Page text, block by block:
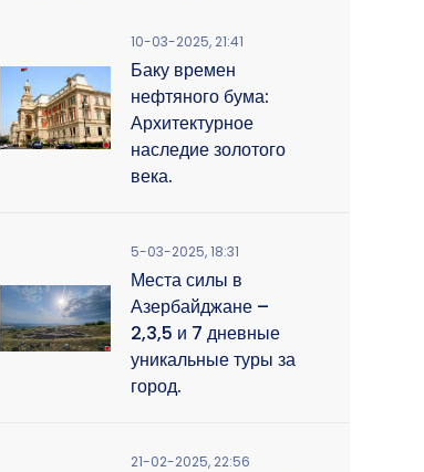
10-03-2025, 21:41
Баку времен
нефтяного бума:
Архитектурное
наследие золотого
века.
5-03-2025, 18:31
Места силы в
Азербайджане –
2,3,5 и 7 дневные
уникальные туры за
город.
21-02-2025, 22:56